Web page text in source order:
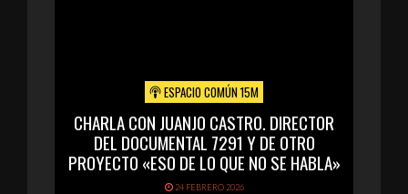
ESPACIO COMÚN 15M
CHARLA CON JUANJO CASTRO. DIRECTOR
DEL DOCUMENTAL 7291 Y DE OTRO
PROYECTO «ESO DE LO QUE NO SE HABLA»
24 FEBRERO 2026